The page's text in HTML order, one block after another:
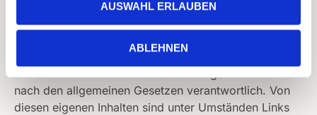
AUSWAHL ERLAUBEN
ABLEHNEN
Unser Online-Angebot enthält Links zu anderen
deren Betreiber die Datenschutzbestimmungen
einhalten. Wir sind als Anbieter für eigene Inhalte
nach den allgemeinen Gesetzen verantwortlich. Von
diesen eigenen Inhalten sind unter Umständen Links